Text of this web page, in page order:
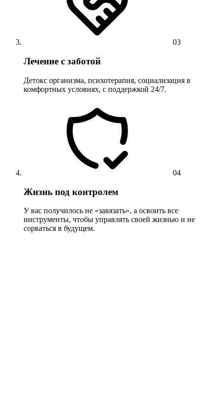
03
Лечение с заботой
Детокс организма, психотерапия, социализация в
комфортных условиях, с поддержкой 24/7.
04
Жизнь под контролем
У вас получилось не «завязать», а освоить все
инструменты, чтобы управлять своей жизнью и не
сорваться в будущем.